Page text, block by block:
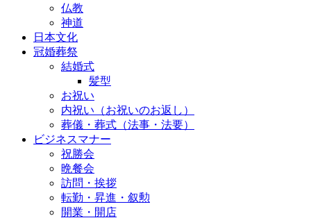
仏教
神道
日本文化
冠婚葬祭
結婚式
髪型
お祝い
内祝い（お祝いのお返し）
葬儀・葬式（法事・法要）
ビジネスマナー
祝勝会
晩餐会
訪問・挨拶
転勤・昇進・叙勲
開業・開店